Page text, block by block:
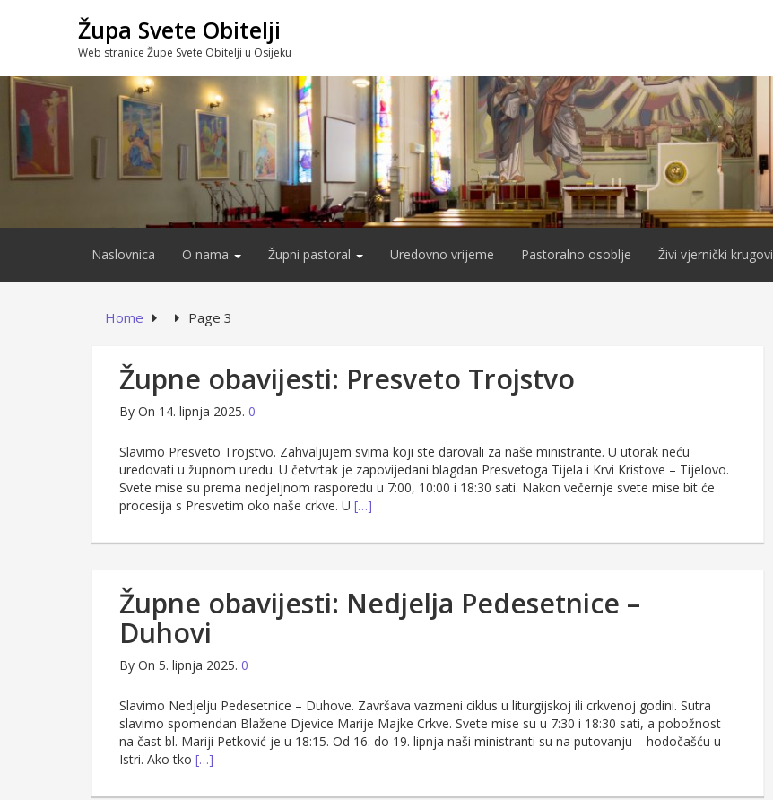
Župa Svete Obitelji
Web stranice Župe Svete Obitelji u Osijeku
Naslovnica O nama Župni pastoral Uredovno vrijeme Pastoralno osoblje Živi vjernički krugovi
Home Page 3
Župne obavijesti: Presveto Trojstvo
By On 14. lipnja 2025. 0
Slavimo Presveto Trojstvo. Zahvaljujem svima koji ste darovali za naše ministrante. U utorak neću
uredovati u župnom uredu. U četvrtak je zapovijedani blagdan Presvetoga Tijela i Krvi Kristove – Tijelovo.
Svete mise su prema nedjeljnom rasporedu u 7:00, 10:00 i 18:30 sati. Nakon večernje svete mise bit će
procesija s Presvetim oko naše crkve. U […]
Župne obavijesti: Nedjelja Pedesetnice –
Duhovi
By On 5. lipnja 2025. 0
Slavimo Nedjelju Pedesetnice – Duhove. Završava vazmeni ciklus u liturgijskoj ili crkvenoj godini. Sutra
slavimo spomendan Blažene Djevice Marije Majke Crkve. Svete mise su u 7:30 i 18:30 sati, a pobožnost
na čast bl. Mariji Petković je u 18:15. Od 16. do 19. lipnja naši ministranti su na putovanju – hodočašću u
Istri. Ako tko […]